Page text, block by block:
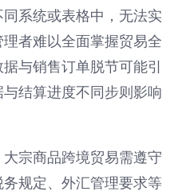
系统或表格中，无法实
者难以全面掌握贸易全
与销售订单脱节可能引
结算进度不同步则影响
宗商品跨境贸易需遵守
规定、外汇管理要求等